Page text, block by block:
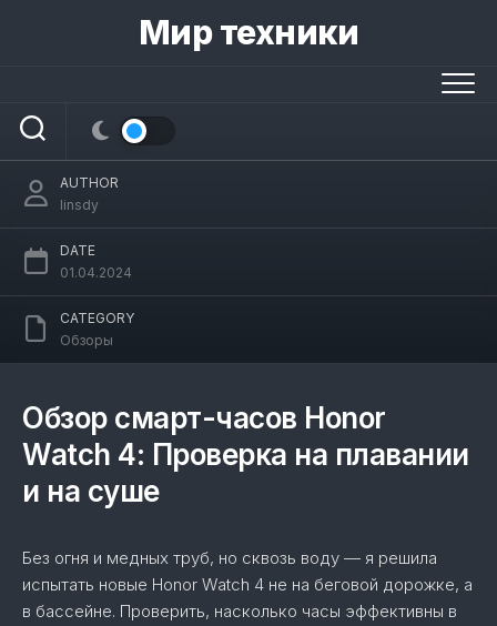
Мир техники
Заплыв с Honor Watch 4:
бассейне
AUTHOR
linsdy
DATE
01.04.2024
CATEGORY
Обзоры
Обзор смарт-часов Honor
Watch 4: Проверка на плавании
и на суше
Без огня и медных труб, но сквозь воду — я решила
испытать новые Honor Watch 4 не на беговой дорожке, а
в бассейне. Проверить, насколько часы эффективны в